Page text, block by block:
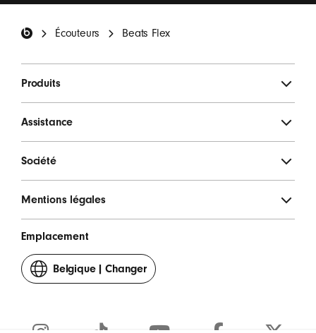
occasionnelles.*
Écouteurs Beats Flex
Produits
Assistance
Société
Mentions légales
Emplacement
Belgique | Changer
votre
région